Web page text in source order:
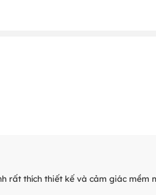
rất thích thiết kế và cảm giác mềm